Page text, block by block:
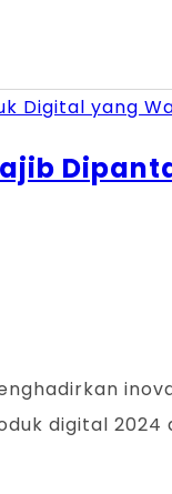
digital 2024